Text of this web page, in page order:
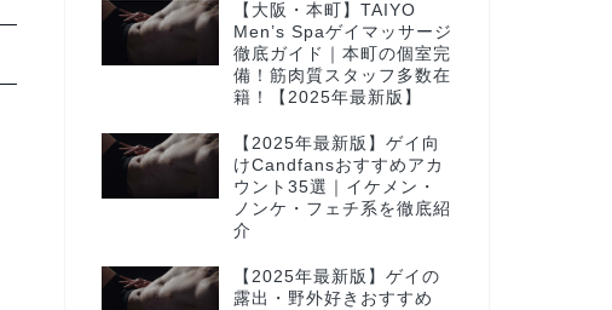
【大阪・本町】TAIYO
Men’s Spaゲイマッサージ
徹底ガイド｜本町の個室完
備！筋肉質スタッフ多数在
籍！【2025年最新版】
【2025年最新版】ゲイ向
けCandfansおすすめアカ
ウント35選｜イケメン・
ノンケ・フェチ系を徹底紹
介
【2025年最新版】ゲイの
露出・野外好きおすすめ